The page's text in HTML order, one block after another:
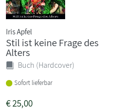
Iris Apfel
Stil ist keine Frage des
Alters
Buch (Hardcover)
Sofort lieferbar
€25,00